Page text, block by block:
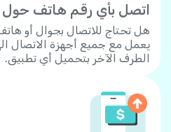
اتصل بأي رقم هاتف حول
يعمل مع جميع أجهزة الاتصال
الطرف الآخر بتحميل أي تطبيق.